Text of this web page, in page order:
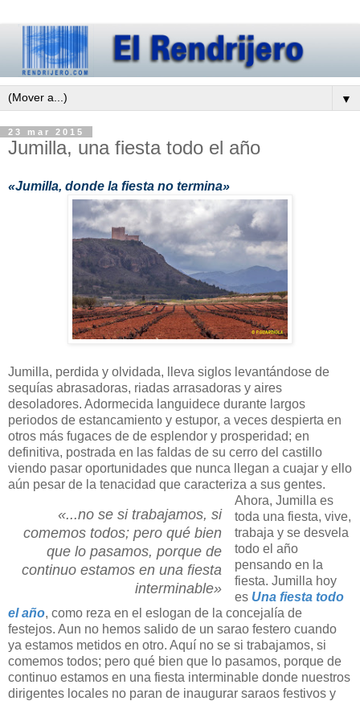
▼
23 mar 2015
Jumilla, una fiesta todo el año
«Jumilla, donde la fiesta no termina»
Jumilla, perdida y olvidada, lleva siglos levantándose de
sequías abrasadoras, riadas arrasadoras y aires
desoladores. Adormecida languidece durante largos
periodos de estancamiento y estupor, a veces despierta en
otros más fugaces de de esplendor y prosperidad; en
definitiva, postrada en las faldas de su cerro del castillo
viendo pasar oportunidades que nunca llegan a cuajar y ello
aún pesar de la tenacidad que caracteriza a sus gentes.
«...no se si trabajamos, si
comemos todos; pero qué bien
que lo pasamos, porque de
continuo estamos en una fiesta
interminable»
Ahora, Jumilla es
toda una fiesta, vive,
trabaja y se desvela
todo el año
pensando en la
fiesta. Jumilla hoy
es Una fiesta todo
el año, como reza en el eslogan de la concejalía de
festejos. Aun no hemos salido de un sarao festero cuando
ya estamos metidos en otro. Aquí no se si trabajamos, si
comemos todos; pero qué bien que lo pasamos, porque de
continuo estamos en una fiesta interminable donde nuestros
dirigentes locales no paran de inaugurar saraos festivos y